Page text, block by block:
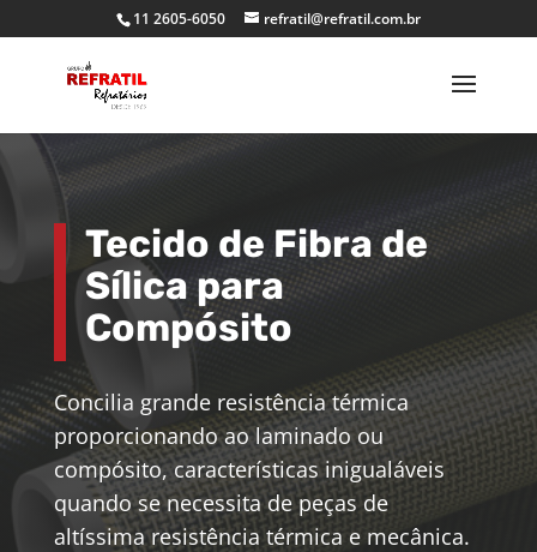
11 2605-6050 refratil@refratil.com.br
Tecido de Fibra de
Sílica para
Compósito
Concilia grande resistência térmica
proporcionando ao laminado ou
compósito, características inigualáveis
quando se necessita de peças de
altíssima resistência térmica e mecânica.